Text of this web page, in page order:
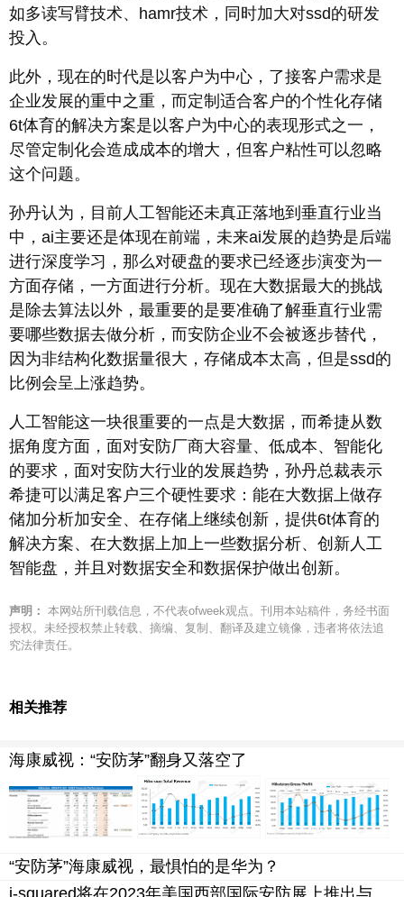
如多读写臂技术、hamr技术，同时加大对ssd的研发
投入。
此外，现在的时代是以客户为中心，了接客户需求是
企业发展的重中之重，而定制适合客户的个性化存储
6t体育的解决方案是以客户为中心的表现形式之一，
尽管定制化会造成成本的增大，但客户粘性可以忽略
这个问题。
孙丹认为，目前人工智能还未真正落地到垂直行业当
中，ai主要还是体现在前端，未来ai发展的趋势是后端
进行深度学习，那么对硬盘的要求已经逐步演变为一
方面存储，一方面进行分析。现在大数据最大的挑战
是除去算法以外，最重要的是要准确了解垂直行业需
要哪些数据去做分析，而安防企业不会被逐步替代，
因为非结构化数据量很大，存储成本太高，但是ssd的
比例会呈上涨趋势。
人工智能这一块很重要的一点是大数据，而希捷从数
据角度方面，面对安防厂商大容量、低成本、智能化
的要求，面对安防大行业的发展趋势，孙丹总裁表示
希捷可以满足客户三个硬性要求：能在大数据上做存
储加分析加安全、在存储上继续创新，提供6t体育的
解决方案、在大数据上加上一些数据分析、创新人工
智能盘，并且对数据安全和数据保护做出创新。
声明： 本网站所刊载信息，不代表ofweek观点。刊用本站稿件，务经书面
授权。未经授权禁止转载、摘编、复制、翻译及建立镜像，违者将依法追
究法律责任。
相关推荐
海康威视：“安防茅”翻身又落空了
“安防茅”海康威视，最惧怕的是华为？